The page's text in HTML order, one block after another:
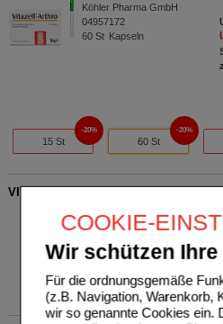
COOKIE-
Wir schützen Ihre
Für die ordnungsgemäße
(z.B. Navigation, Warenkorb,
wir so genannte Cookies ein.
Köhler Pharma GmbH
04957172
60 St Kapseln
15 St
20%
60 St
20%
VITAMIN D3 1000 I.E. Sonnenvitamin
AMOSVITAL GmbH
17168324
Kapseln